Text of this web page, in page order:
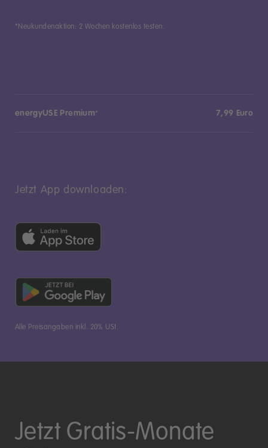
*Neukundenaktion: 2 Wochen kostenlos testen.
energyUSE Premium* 7,99 Euro
Jetzt App downloaden:
Alle Preisangaben inkl. 20% USt.
Jetzt Gratis-Monate